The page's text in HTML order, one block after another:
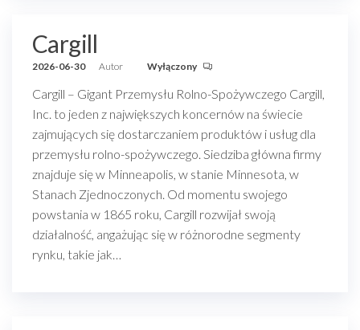
Cargill
2026-06-30 Autor Wyłączony
Cargill – Gigant Przemysłu Rolno-Spożywczego Cargill,
Inc. to jeden z największych koncernów na świecie
zajmujących się dostarczaniem produktów i usług dla
przemysłu rolno-spożywczego. Siedziba główna firmy
znajduje się w Minneapolis, w stanie Minnesota, w
Stanach Zjednoczonych. Od momentu swojego
powstania w 1865 roku, Cargill rozwijał swoją
działalność, angażując się w różnorodne segmenty
rynku, takie jak…